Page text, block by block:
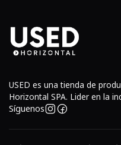
USED es una tienda de
Horizontal SPA. Lider en la
Síguenos